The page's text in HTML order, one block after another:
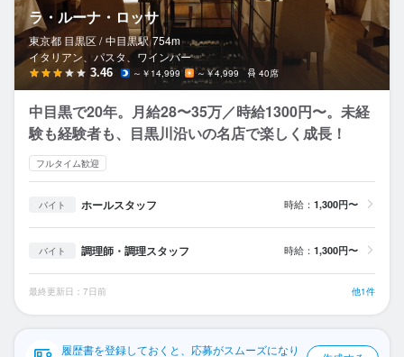
応募履歴
WEB履歴書
スカウト・メルマガ受信設定
ヘルプ・お問い合わせフォーム
掲載をご検討の店舗様へ
食べログ求人PRESS
利用規約
ラ・ルーナ・ロッサ
東京都 目黒区 / 中目黒駅 754m
イタリアン、パスタ、ワインバー
3.46 ～￥14,999 ～￥4,999 40席
中目黒で20年。月給28〜35万／時給1300円〜。未経
験も経験者も、目黒川沿いの名店で楽しく成長！
フルタイム歓迎
バイト ホールスタッフ 時給： 1,300円〜
バイト 調理師・調理スタッフ 時給： 1,300円〜
最終更新日：7日前 他1件
履歴書を登録しておくと、応募がスムーズになり